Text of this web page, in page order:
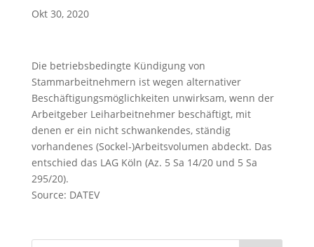
Okt 30, 2020
Die betriebsbedingte Kündigung von
Stammarbeitnehmern ist wegen alternativer
Beschäftigungsmöglichkeiten unwirksam, wenn der
Arbeitgeber Leiharbeitnehmer beschäftigt, mit
denen er ein nicht schwankendes, ständig
vorhandenes (Sockel-)Arbeitsvolumen abdeckt. Das
entschied das LAG Köln (Az. 5 Sa 14/20 und 5 Sa
295/20).
Source: DATEV